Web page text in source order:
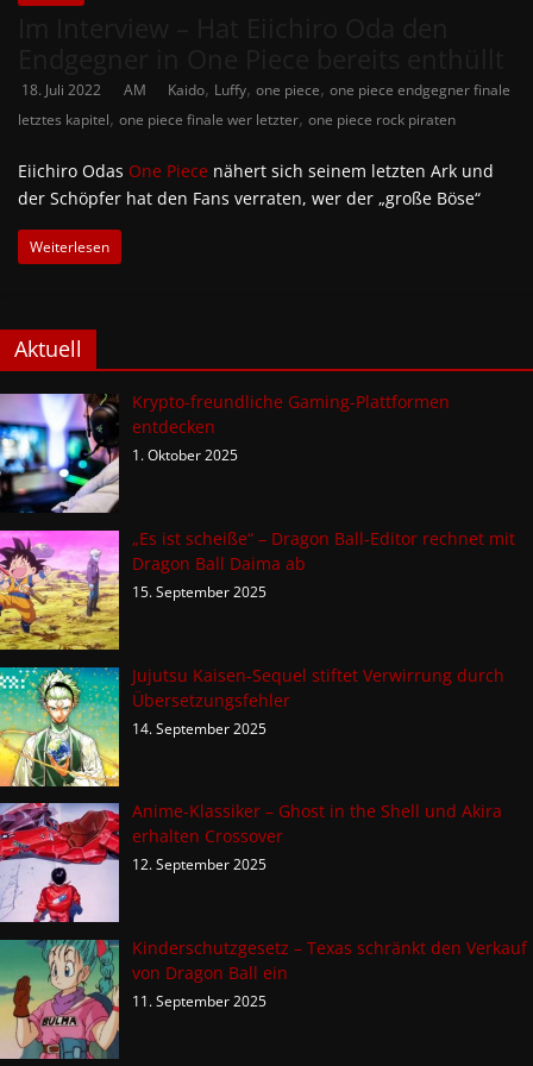
18. Juli 2022 AM Kaido, Luffy, one piece, one piece endgegner finale
letztes kapitel, one piece finale wer letzter, one piece rock piraten
Eiichiro Odas One Piece nähert sich seinem letzten Ark und
der Schöpfer hat den Fans verraten, wer der „große Böse“
Weiterlesen
Aktuell
Krypto-freundliche Gaming-Plattformen
entdecken
1. Oktober 2025
„Es ist scheiße“ – Dragon Ball-Editor rechnet mit
Dragon Ball Daima ab
15. September 2025
Jujutsu Kaisen-Sequel stiftet Verwirrung durch
Übersetzungsfehler
14. September 2025
Anime-Klassiker – Ghost in the Shell und Akira
erhalten Crossover
12. September 2025
Kinderschutzgesetz – Texas schränkt den Verkauf
von Dragon Ball ein
11. September 2025